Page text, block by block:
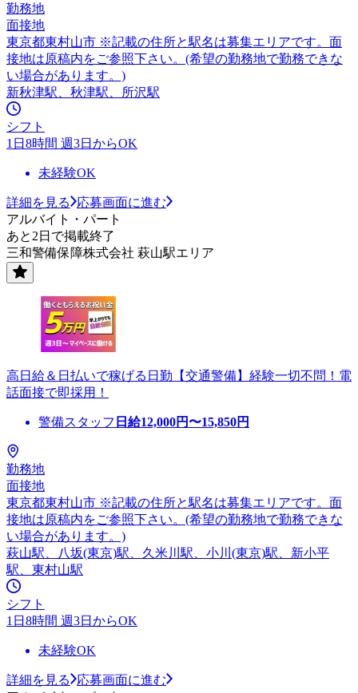
勤務地
面接地
東京都東村山市 ※記載の住所と駅名は募集エリアです。面
接地は原稿内をご参照下さい。(希望の勤務地で勤務できな
い場合があります。)
新秋津駅、秋津駅、所沢駅
シフト
1日8時間 週3日からOK
未経験OK
詳細を見る
応募画面に進む
アルバイト・パート
あと2日で掲載終了
三和警備保障株式会社 萩山駅エリア
高日給＆日払いで稼げる日勤【交通警備】経験一切不問！電
話面接で即採用！
警備スタッフ 日給12,000円〜15,850円
勤務地
面接地
東京都東村山市 ※記載の住所と駅名は募集エリアです。面
接地は原稿内をご参照下さい。(希望の勤務地で勤務できな
い場合があります。)
萩山駅、八坂(東京)駅、久米川駅、小川(東京)駅、新小平
駅、東村山駅
シフト
1日8時間 週3日からOK
未経験OK
詳細を見る
応募画面に進む